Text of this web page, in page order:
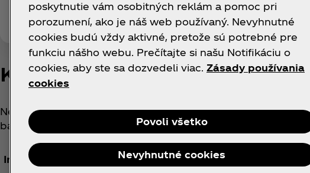
Kinley Grape & Elderflower
Nealkoholická limonáda s príchuťou hrozna a
bazového kvetu. So zníženým obsahom cukru.
Informace o složení produktu
poskytnutie vám osobitných reklám a pomoc pri
porozumení, ako je náš web používaný. Nevyhnutné
cookies budú vždy aktivné, pretože sú potrebné pre
funkciu nášho webu. Prečítajte si našu Notifikáciu o
cookies, aby ste sa dozvedeli viac. Zásady používania
cookies
Povoli všetko
Nevyhnutné cookies